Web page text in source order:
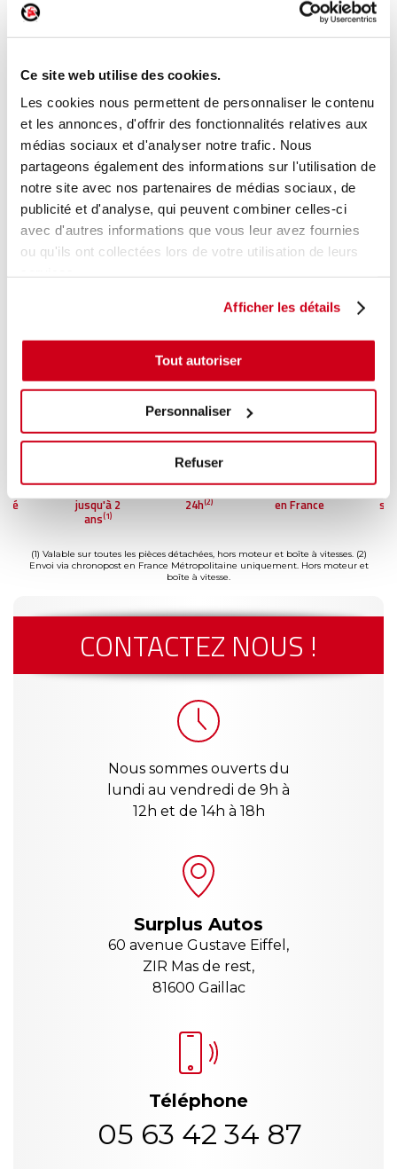
Ce site web utilise des cookies.
Les cookies nous permettent de personnaliser le contenu
et les annonces, d'offrir des fonctionnalités relatives aux
médias sociaux et d'analyser notre trafic. Nous
partageons également des informations sur l'utilisation de
notre site avec nos partenaires de médias sociaux, de
publicité et d'analyse, qui peuvent combiner celles-ci
avec d'autres informations que vous leur avez fournies
ou qu'ils ont collectées lors de votre utilisation de leurs
Afficher les détails
Tout autoriser
Personnaliser
Refuser
Pare-soleil droit
Réf. constructeur :1913511
Modèle de provenance
Caractéristiques techniques
En stock 21,00 € TTC
AJOUTER AU PANIER
Garantie
jusqu'à 2
ans(1)
Livraison dès
24h(2)
Reconditionné
en France
(1) Valable sur toutes les pièces détachées, hors moteur et boîte à vitesses. (2)
Envoi via chronopost en France Métropolitaine uniquement. Hors moteur et
boîte à vitesse.
CONTACTEZ NOUS !
Nous sommes ouverts du
lundi au vendredi de 9h à
12h et de 14h à 18h
Surplus Autos
60 avenue Gustave Eiffel,
ZIR Mas de rest,
81600 Gaillac
Téléphone
05 63 42 34 87